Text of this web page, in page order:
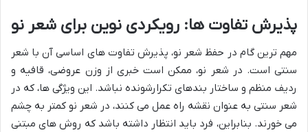
پذیرش تفاوت ها: رویکردی نوین برای شعر نو
مهم ترین گام در حفظ شعر نو، پذیرش تفاوت های اساسی آن با شعر
سنتی است. در شعر نو، ممکن است خبری از وزن عروضی، قافیه و
ردیف منظم و ساختار بندهای تکرارشونده نباشد. این ویژگی ها، که در
شعر سنتی به عنوان نقشه راه عمل می کنند، در شعر نو کمتر به چشم
می خورند. بنابراین، فرد باید انتظار داشته باشد که روش های مبتنی